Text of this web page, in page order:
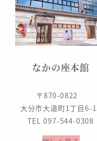
なかの座本館
〒870-0822
大分市大道町1丁目6-
TEL 097-544-0308